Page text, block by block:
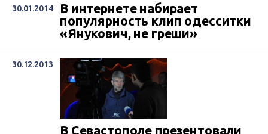
30.01.2014
В интернете набирает
популярность клип одесситки
«Янукович, не греши»
30.12.2013
В Севастополе презентовали